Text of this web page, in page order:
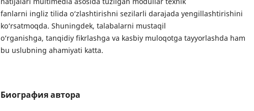
fanlarni ingliz tilida o‘zlashtirishni sezilarli darajada yengillashtirishini
ko‘rsatmoqda. Shuningdek, talabalarni mustaqil
o‘rganishga, tanqidiy fikrlashga va kasbiy muloqotga tayyorlashda ham
bu uslubning ahamiyati katta.
Биография автора